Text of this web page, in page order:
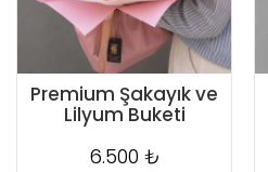
Premium Şakayık ve
Lilyum Buketi
6.500 ₺